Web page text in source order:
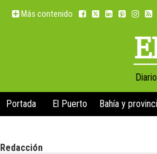
Más contenido
Portada El Puerto Bahía y
Redacción